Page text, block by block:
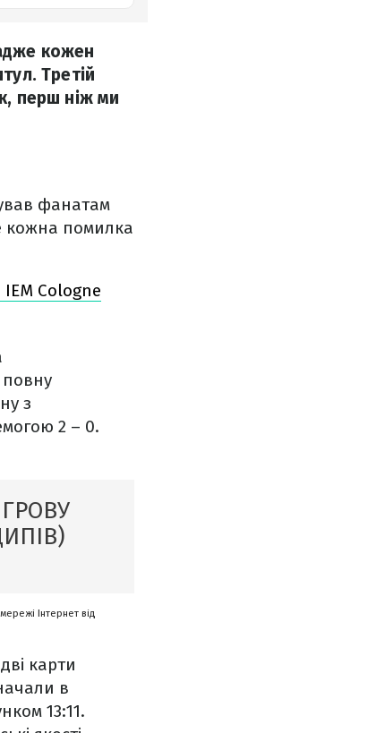
кожен
Третій
перш ніж ми
фанатам
кожна помилка
Cologne
повну
з
2 – 0.
Інтернет від
карти
в
13:11.